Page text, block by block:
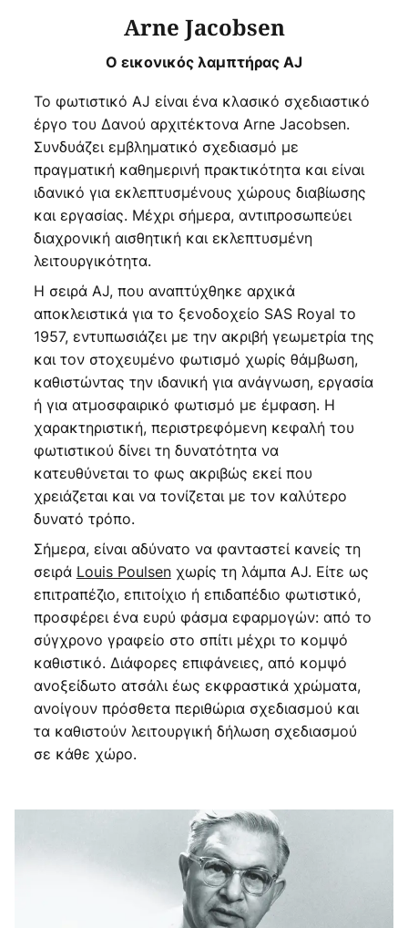
Arne Jacobsen
Ο εικονικός λαμπτήρας AJ
Το φωτιστικό AJ είναι ένα κλασικό σχεδιαστικό
έργο του Δανού αρχιτέκτονα Arne Jacobsen.
Συνδυάζει εμβληματικό σχεδιασμό με
πραγματική καθημερινή πρακτικότητα και είναι
ιδανικό για εκλεπτυσμένους χώρους διαβίωσης
και εργασίας. Μέχρι σήμερα, αντιπροσωπεύει
διαχρονική αισθητική και εκλεπτυσμένη
λειτουργικότητα.
Η σειρά AJ, που αναπτύχθηκε αρχικά
αποκλειστικά για το ξενοδοχείο SAS Royal το
1957, εντυπωσιάζει με την ακριβή γεωμετρία της
και τον στοχευμένο φωτισμό χωρίς θάμβωση,
καθιστώντας την ιδανική για ανάγνωση, εργασία
ή για ατμοσφαιρικό φωτισμό με έμφαση. Η
χαρακτηριστική, περιστρεφόμενη κεφαλή του
φωτιστικού δίνει τη δυνατότητα να
κατευθύνεται το φως ακριβώς εκεί που
χρειάζεται και να τονίζεται με τον καλύτερο
δυνατό τρόπο.
Σήμερα, είναι αδύνατο να φανταστεί κανείς τη
σειρά Louis Poulsenχωρίς τη λάμπα AJ. Είτε ως
επιτραπέζιο, επιτοίχιο ή επιδαπέδιο φωτιστικό,
προσφέρει ένα ευρύ φάσμα εφαρμογών: από το
σύγχρονο γραφείο στο σπίτι μέχρι το κομψό
καθιστικό. Διάφορες επιφάνειες, από κομψό
ανοξείδωτο ατσάλι έως εκφραστικά χρώματα,
ανοίγουν πρόσθετα περιθώρια σχεδιασμού και
τα καθιστούν λειτουργική δήλωση σχεδιασμού
σε κάθε χώρο.